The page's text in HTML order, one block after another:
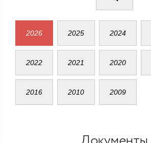
2026 2025 2024
2022 2021 2020
2016 2010 2009